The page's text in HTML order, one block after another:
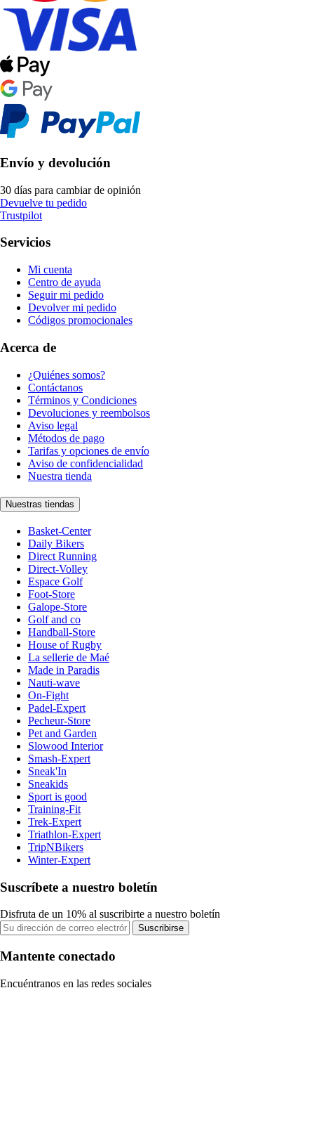
Envío y devolución
30 días para cambiar de opinión
Devuelve tu pedido
Trustpilot
Servicios
Mi cuenta
Centro de ayuda
Seguir mi pedido
Devolver mi pedido
Códigos promocionales
Acerca de
¿Quiénes somos?
Contáctanos
Términos y Condiciones
Devoluciones y reembolsos
Aviso legal
Métodos de pago
Tarifas y opciones de envío
Aviso de confidencialidad
Nuestra tienda
Nuestras tiendas
Basket-Center
Daily Bikers
Direct Running
Direct-Volley
Espace Golf
Foot-Store
Galope-Store
Golf and co
Handball-Store
House of Rugby
La sellerie de Maé
Made in Paradis
Nauti-wave
On-Fight
Padel-Expert
Pecheur-Store
Pet and Garden
Slowood Interior
Smash-Expert
Sneak'In
Sneakids
Sport is good
Training-Fit
Trek-Expert
Triathlon-Expert
TripNBikers
Winter-Expert
Suscríbete a nuestro boletín
Disfruta de un 10% al suscribirte a nuestro boletín
Suscribirse
Mantente conectado
Encuéntranos en las redes sociales